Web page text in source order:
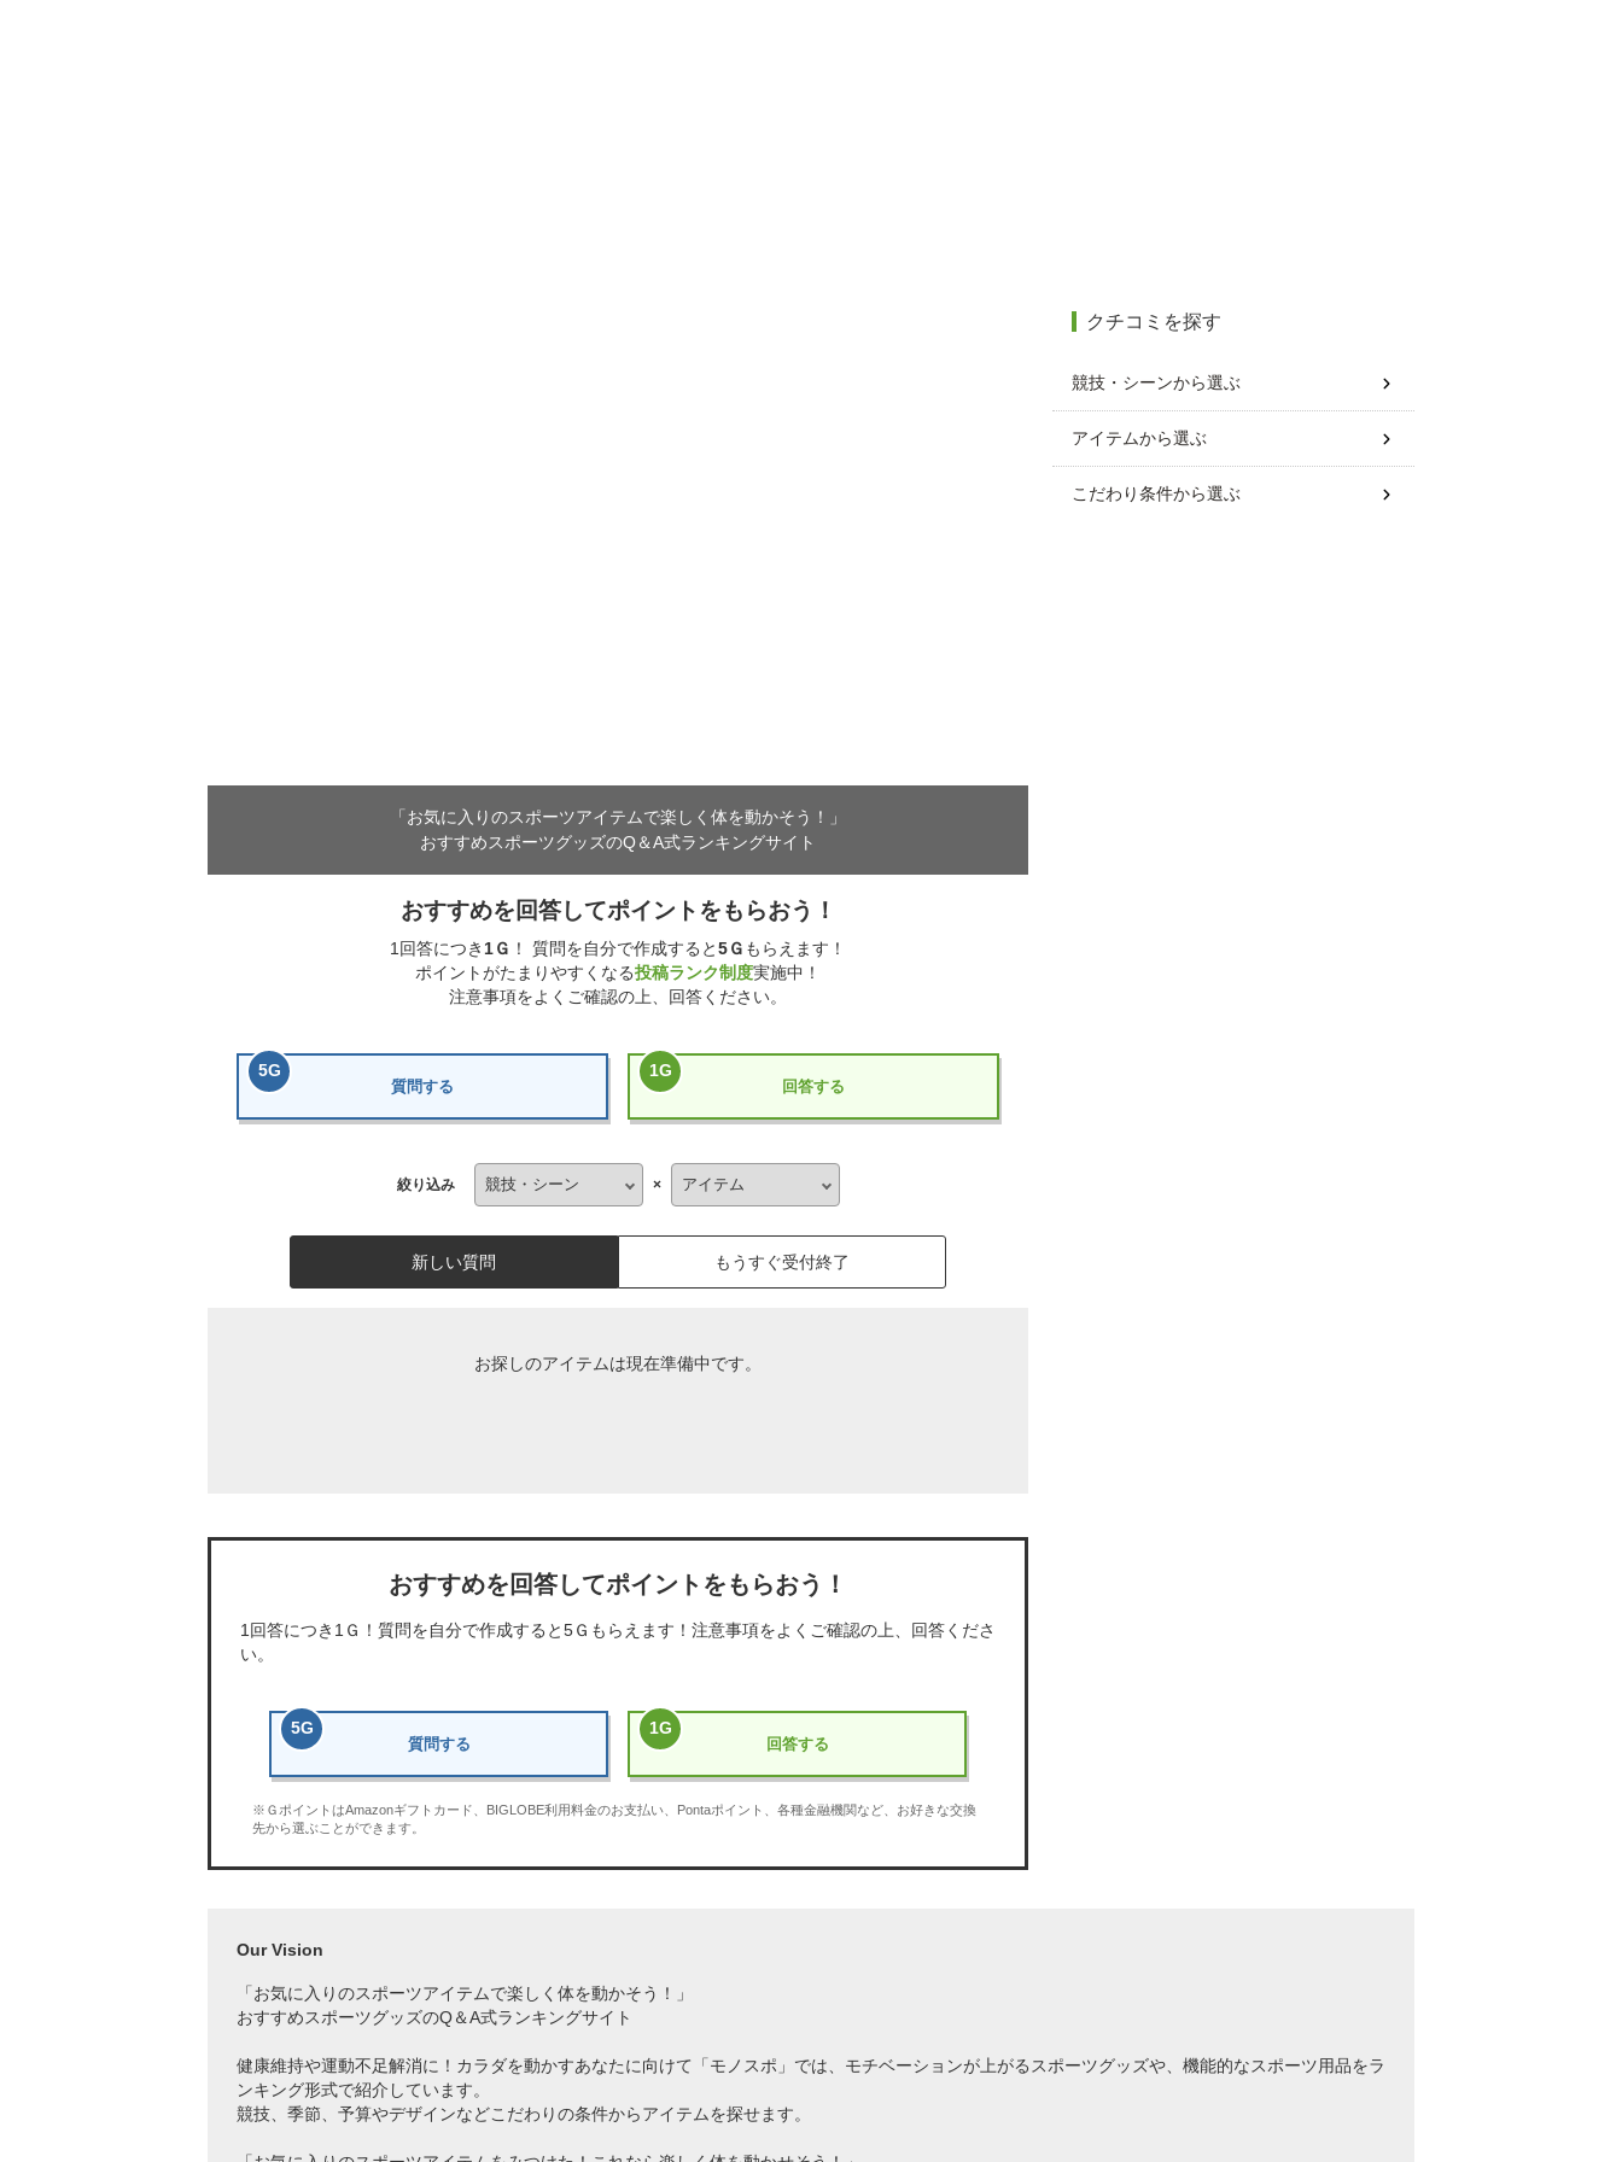
「お気に入りのスポーツアイテムで楽しく体を動かそう！」
おすすめスポーツグッズのQ＆A式ランキングサイト
おすすめを回答してポイントをもらおう！
1回答につき 1 Ｇ ！ 質問を自分で作成すると 5 Ｇ もらえます！
ポイントがたまりやすくなる投稿ランク制度実施中！
注意事項をよくご確認の上、回答ください。
5G
質問する
1G
回答する
絞り込み ×
新しい質問 もうすぐ受付終了
お探しのアイテムは現在準備中です。
おすすめを回答してポイントをもらおう！
1回答につき 1Ｇ ！質問を自分で作成すると 5Ｇ もらえます！注意事項をよくご確認の上、回答くださ
い。
5G
質問する
1G
回答する
※ＧポイントはAmazonギフトカード、BIGLOBE利用料金のお支払い、Pontaポイント、各種金融機関など、お好きな交換
先から選ぶことができます。
クチコミを探す
競技・シーンから選ぶ
アイテムから選ぶ
こだわり条件から選ぶ
Our Vision
「お気に入りのスポーツアイテムで楽しく体を動かそう！」
おすすめスポーツグッズのQ＆A式ランキングサイト
健康維持や運動不足解消に！カラダを動かすあなたに向けて「モノスポ」では、モチベーションが上がるスポーツグッズや、機能的なスポーツ用品をラ
ンキング形式で紹介しています。
競技、季節、予算やデザインなどこだわりの条件からアイテムを探せます。